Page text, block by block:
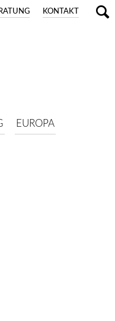
KONTAKT
EUROPA